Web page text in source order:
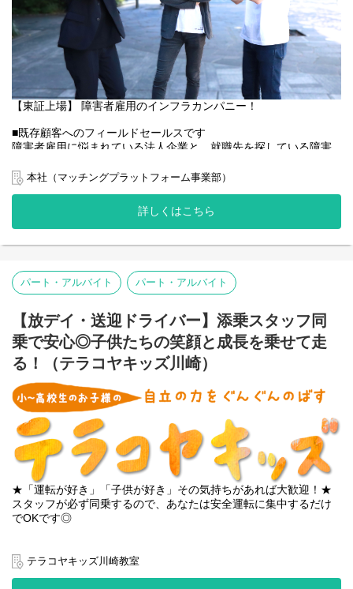
課題解決を行っています。
ーーーーーーーーーーーーーーーーーーーーー
■ こんなご経験・想いをお持ちの方にピッタリです！
・営業アシスタント・営業事務のご経験（「言われたことをやる
だけのルーティン事務は卒業して、もっと営業と連携しながら事
業に貢献したい！」という方）
・求人原稿の作成や制作進行、採用アシスタントのご経験（「求
人に関わってきた知識やスピード感を活かして、今度は人材紹介
のプロセス全体を回したい！」という方）
・営業推進やプロジェクト進行管理のご経験（「多忙な営業担当
にしっかりとリマインドを行い、周囲を巻き込んで業務を前に進
・携帯ショップなどでの店頭対応・店舗運営のご経験（「複雑な
手続きを正確に処理する事務スキルや顧客対応力を、今度はBtoB
のオフィスワークで発揮したい！」という方）
★人材紹介の知識は入社後にしっかりお教えします！「事務処理
る状態を作る」ためのオペレーション全般をお任せします。
※まずはオペレーション業務からスタートしていただき、慣れて
きた段階で業務改善やプロセス設計にも関わっていただきます。
【具体的な業務】
・マッチング・推薦業務：RAの代理としての推薦出し、求人票の
作成、求人要件をもとにした候補者の一次チェック、応募意思回
収、推薦送信および推薦後フォロー
接結果の回収・整理、ステータス更新、選考滞留案件の可視化と
RA/CAへのリマインド（進捗確認）
ート、入社日確定・リマインド
・企業対応：必要に応じた企業への電話・メール連絡（※外部と
のコミュニケーションが発生します）
・グループウェア：Microsoft365（outlook、teams、sharepoint、
・Porters（ポーターズ）
・Hub Spot（ハブスポット）
・ジョブカン
ーーーーーーーーーーーーーーーーーーーーー
■ こんなご経験・想いをお持ちの方にピッタリです！
・元 人材紹介CA / RA （「毎月の数字やKPIに追われる営業は卒業
方）
・元 人材紹介アシスタント（営業事務） （「言われたことをやる
だけの事務ではなく、進行管理のプロとしてもっと裁量を持って
頼られたい」という方）
・元 派遣コーディネーター （「スタッフの進捗管理や企業との調
整経験を活かして、正社員紹介の領域でサポートに回りたい」と
いう方）
・元 人事採用（中途採用担当） （「エージェントとのやり取りや
選考フローの知見を活かして、オペレーション側から事業を支え
たい」という方）
る方は、即戦力として大歓迎です！
【東証上場】 障害者雇用のインフラカンパニー！
■既存顧客へのフィールドセールスです
障害者雇用に悩まれている法人企業と、就職先を探している障害
きます。
※新規企業開拓のテレアポなどはいたしません。
●具体的には
・既存顧客への障害者雇用状況の確認
・担当企業への人材提案、選考のサポート、採用後の定着サポー
ト
※RAとして培ったご経験を活かし、将来的にはソリューション営
業やコンサルタントなど、さらなる職種へキャリアを広げていた
だく可能性もございます！
■募集背景
・人が関わることが成功につながる事業のため、より多くの企業
様・障害者様に支援の幅を広げるために人員強化を行っておりま
す。
■やりがい・魅力
＜会社＞
・第二創業期を迎え事業拡大中のため、本人のご希望・能力に応
じて様々な事業にチャレンジでき、管理職や経営にもトライしや
すい環境です。
・障害者雇用支援は社会貢献性や市場ニーズが高く、社会課題解
決に携わることができます。
成長を目指しており、ダイナミックな成長と変化を体感できる環
境です。
本社（マッチングプラットフォーム事業部）
詳しくはこちら
パート・アルバイト パート・アルバイト
【放デイ・送迎ドライバー】添乗スタッフ同
乗で安心◎子供たちの笑顔と成長を乗せて走
る！（テラコヤキッズ川崎）
★「運転が好き」「子供が好き」その気持ちがあれば大歓迎！★
スタッフが必ず同乗するので、あなたは安全運転に集中するだけ
でOKです◎
送迎をお任せします。
「放課後等デイサービス」は、子供たちが放課後や休日に過ごす
テラコヤキッズ川崎教室